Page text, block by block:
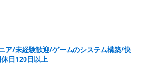
ア/未経験歓迎/ゲームのシステム構築/快
日120日以上